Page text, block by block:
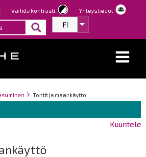
Vaihda kontrasti Yhteystiedot
FI Listaa
Tontit ja maankäyttö
Kuuntele